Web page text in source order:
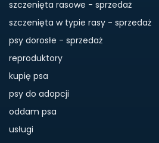
szczenięta rasowe - sprzedaż
szczenięta w typie rasy - sprzedaż
psy dorosłe - sprzedaż
reproduktory
kupię psa
psy do adopcji
oddam psa
usługi